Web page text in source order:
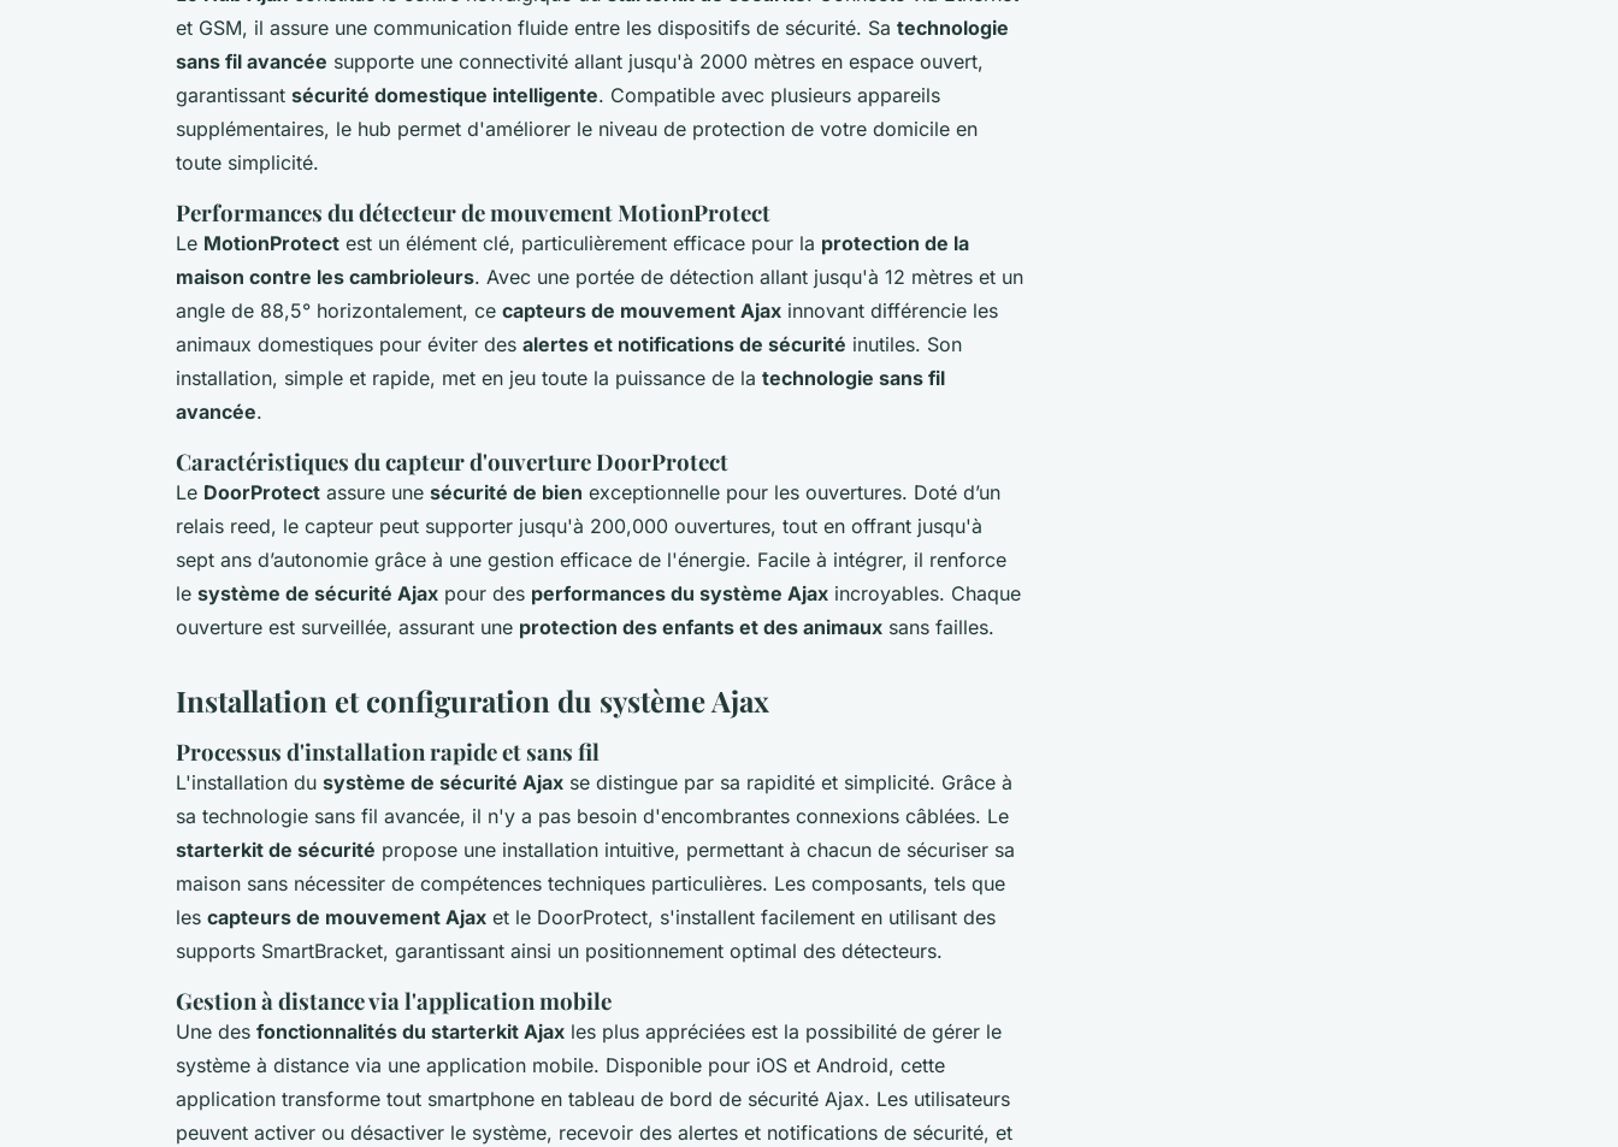
et GSM, il assure une communication fluide entre les dispositifs de sécurité. Sa technologie
sans fil avancée supporte une connectivité allant jusqu'à 2000 mètres en espace ouvert,
garantissant sécurité domestique intelligente. Compatible avec plusieurs appareils
supplémentaires, le hub permet d'améliorer le niveau de protection de votre domicile en
toute simplicité.
Performances du détecteur de mouvement MotionProtect
Le MotionProtect est un élément clé, particulièrement efficace pour la protection de la
maison contre les cambrioleurs. Avec une portée de détection allant jusqu'à 12 mètres et un
angle de 88,5° horizontalement, ce capteurs de mouvement Ajax innovant différencie les
animaux domestiques pour éviter des alertes et notifications de sécurité inutiles. Son
installation, simple et rapide, met en jeu toute la puissance de la technologie sans fil
avancée.
Caractéristiques du capteur d'ouverture DoorProtect
Le DoorProtect assure une sécurité de bien exceptionnelle pour les ouvertures. Doté d’un
relais reed, le capteur peut supporter jusqu'à 200,000 ouvertures, tout en offrant jusqu'à
sept ans d’autonomie grâce à une gestion efficace de l'énergie. Facile à intégrer, il renforce
le système de sécurité Ajax pour des performances du système Ajax incroyables. Chaque
ouverture est surveillée, assurant une protection des enfants et des animaux sans failles.
Installation et configuration du système Ajax
Processus d'installation rapide et sans fil
L'installation du système de sécurité Ajax se distingue par sa rapidité et simplicité. Grâce à
sa technologie sans fil avancée, il n'y a pas besoin d'encombrantes connexions câblées. Le
starterkit de sécurité propose une installation intuitive, permettant à chacun de sécuriser sa
maison sans nécessiter de compétences techniques particulières. Les composants, tels que
les capteurs de mouvement Ajax et le DoorProtect, s'installent facilement en utilisant des
supports SmartBracket, garantissant ainsi un positionnement optimal des détecteurs.
Gestion à distance via l'application mobile
Une des fonctionnalités du starterkit Ajax les plus appréciées est la possibilité de gérer le
système à distance via une application mobile. Disponible pour iOS et Android, cette
application transforme tout smartphone en tableau de bord de sécurité Ajax. Les utilisateurs
peuvent activer ou désactiver le système, recevoir des alertes et notifications de sécurité, et